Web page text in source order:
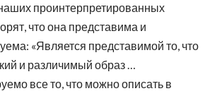
проинтерпретированных
что она представима и
«Является представимой то, что
и различимый образ …
все то, что можно описать в